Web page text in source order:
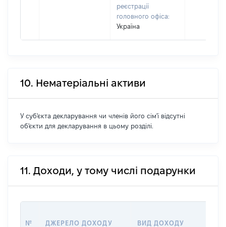
реєстрації
головного офіса:
Україна
10. Нематеріальні активи
У суб'єкта декларування чи членів його сім'ї відсутні
об'єкти для декларування в цьому розділі.
11. Доходи, у тому числі подарунки
№ ДЖЕРЕЛО ДОХОДУ ВИД ДОХОДУ